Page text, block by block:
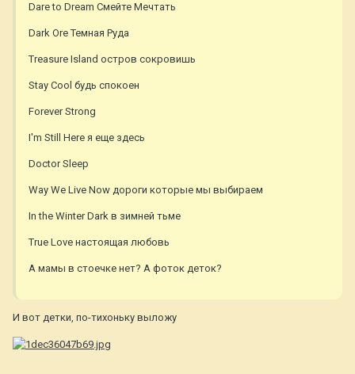
Dare to Dream Смейте Мечтать
Dark Ore Темная Руда
Treasure Island остров сокровишь
Stay Cool будь спокоен
Forever Strong
I'm Still Here я еще здесь
Doctor Sleep
Way We Live Now дороги которые мы выбираем
In the Winter Dark в зимней тьме
True Love настоящая любовь
А мамы в стоечке нет? А фоток деток?
И вот детки, по-тихоньку выложу